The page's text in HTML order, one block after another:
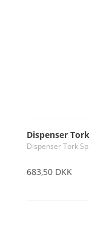
Dispenser
Dispenser Tork
683,50 DKK